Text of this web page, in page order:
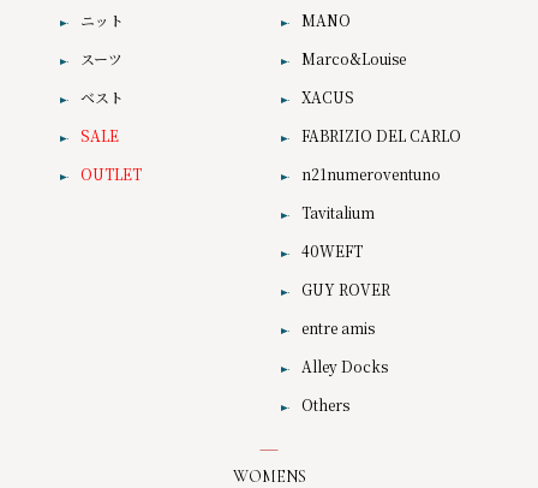
ニット
スーツ
ベスト
SALE
OUTLET
MANO
Marco&Louise
XACUS
FABRIZIO DEL CARLO
n21numeroventuno
Tavitalium
40WEFT
GUY ROVER
entre amis
Alley Docks
Others
WOMENS